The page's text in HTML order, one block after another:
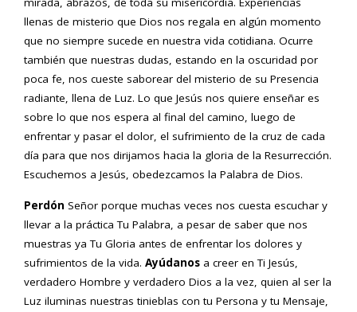
llenas de misterio que Dios nos regala en algún momento
que no siempre sucede en nuestra vida cotidiana. Ocurre
también que nuestras dudas, estando en la oscuridad por
poca fe, nos cueste saborear del misterio de su Presencia
radiante, llena de Luz. Lo que Jesús nos quiere enseñar es
sobre lo que nos espera al final del camino, luego de
enfrentar y pasar el dolor, el sufrimiento de la cruz de cada
día para que nos dirijamos hacia la gloria de la Resurrección.
Escuchemos a Jesús, obedezcamos la Palabra de Dios.
Perdón Señor porque muchas veces nos cuesta escuchar y
llevar a la práctica Tu Palabra, a pesar de saber que nos
muestras ya Tu Gloria antes de enfrentar los dolores y
sufrimientos de la vida. Ayúdanos a creer en Ti Jesús,
verdadero Hombre y verdadero Dios a la vez, quien al ser la
Luz iluminas nuestras tinieblas con tu Persona y tu Mensaje,